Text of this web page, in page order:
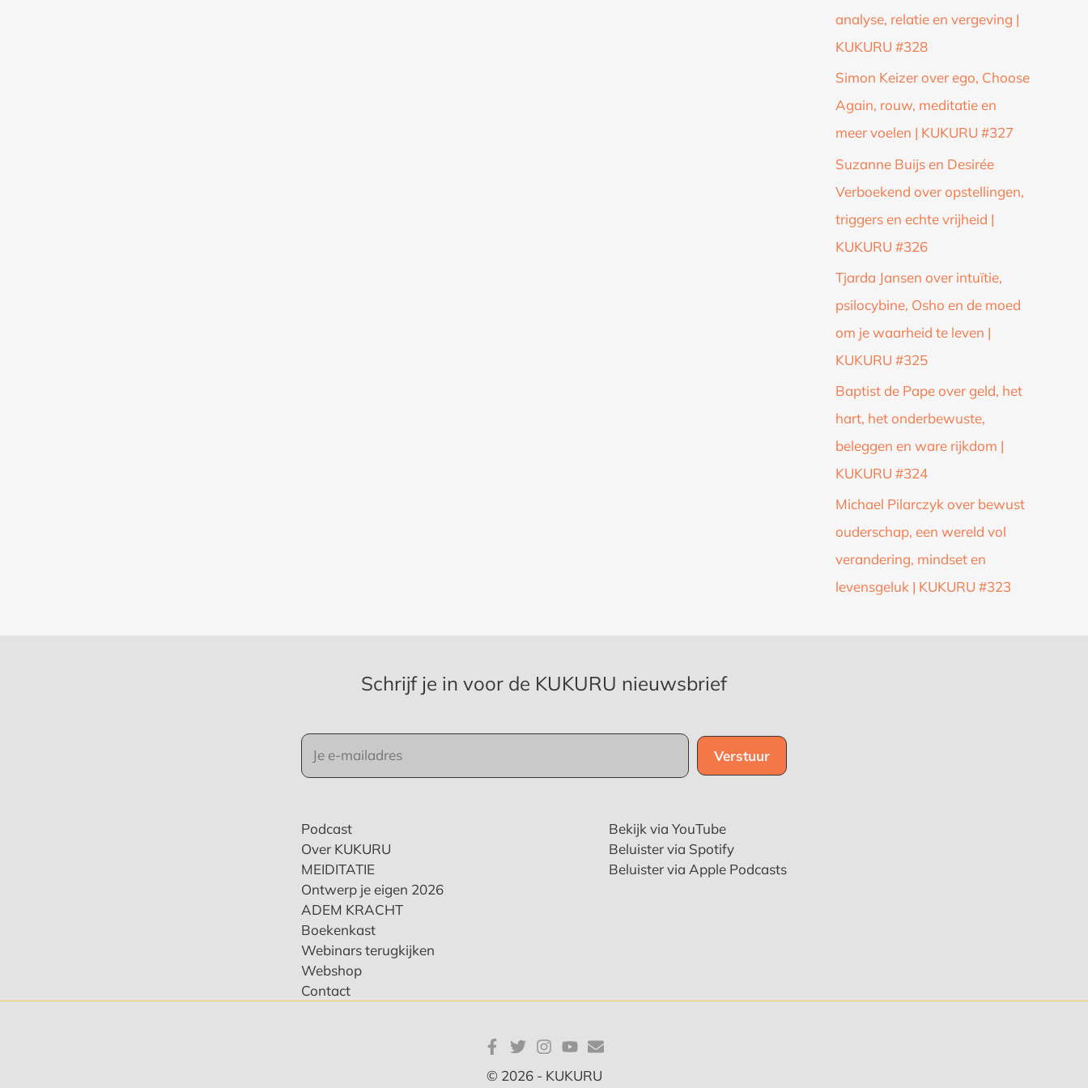
analyse, relatie en vergeving |
KUKURU #328
Simon Keizer over ego, Choose
Again, rouw, meditatie en
meer voelen | KUKURU #327
Suzanne Buijs en Desirée
Verboekend over opstellingen,
triggers en echte vrijheid |
KUKURU #326
Tjarda Jansen over intuïtie,
psilocybine, Osho en de moed
om je waarheid te leven |
KUKURU #325
Baptist de Pape over geld, het
hart, het onderbewuste,
beleggen en ware rijkdom |
KUKURU #324
Michael Pilarczyk over bewust
ouderschap, een wereld vol
verandering, mindset en
levensgeluk | KUKURU #323
Podcast
Over KUKURU
MEIDITATIE
Ontwerp je eigen 2026
ADEM KRACHT
Boekenkast
Webinars terugkijken
Webshop
Contact
Bekijk via YouTube
Beluister via Spotify
Beluister via Apple Podcasts
Schrijf je in voor de KUKURU nieuwsbrief
© 2026 - KUKURU